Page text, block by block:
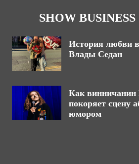
SHOW BUSINESS
История любви
Влады Седан
Как винничанин
покоряет сцену
юмором